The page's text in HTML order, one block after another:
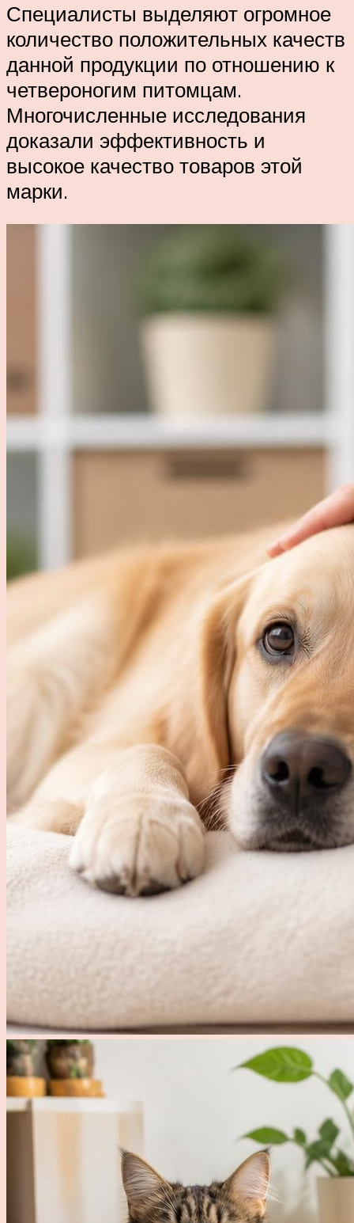
Специалисты выделяют огромное
количество положительных качеств
данной продукции по отношению к
четвероногим питомцам.
Многочисленные исследования
доказали эффективность и
высокое качество товаров этой
марки.